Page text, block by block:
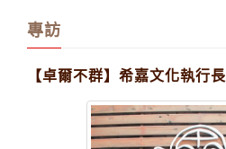
專訪
【卓爾不群】希嘉文化執行